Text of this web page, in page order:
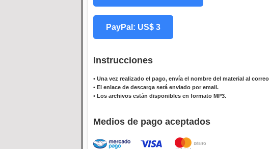
PayPal: US$ 3
Instrucciones
• Una vez realizado el pago, envía el nombre del material al correo
• El enlace de descarga será enviado por email.
• Los archivos están disponibles en formato MP3.
Medios de pago aceptados